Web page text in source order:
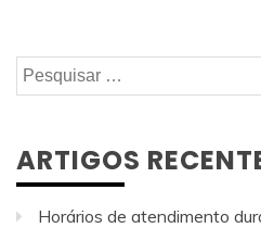
Pesquisar
por:
ARTIGOS
Horários de atendimento